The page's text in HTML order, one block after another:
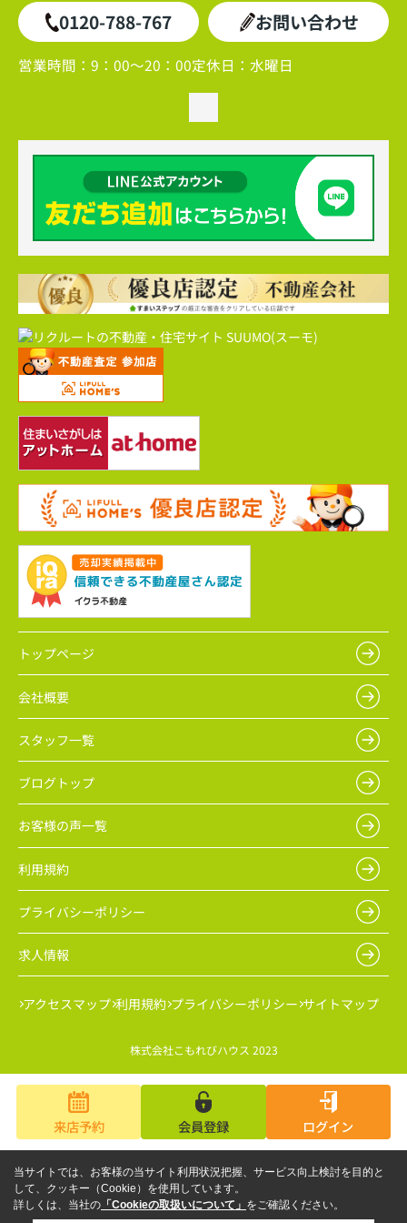
0120-788-767 お問い合わせ
営業時間： 9：00～20：00定休日： 水曜日
トップページ
会社概要
スタッフ一覧
ブログトップ
お客様の声一覧
利用規約
プライバシーポリシー
求人情報
アクセスマップ 利用規約 プライバシーポリシー サイトマップ
株式会社こもれびハウス 2023
来店予約 会員登録 ログイン
当サイトでは、お客様の当サイト利用状況把握、サービス向上検討を目的と
して、クッキー（Cookie）を使用しています。
詳しくは、当社の 「Cookieの取扱いについて」 をご確認ください。